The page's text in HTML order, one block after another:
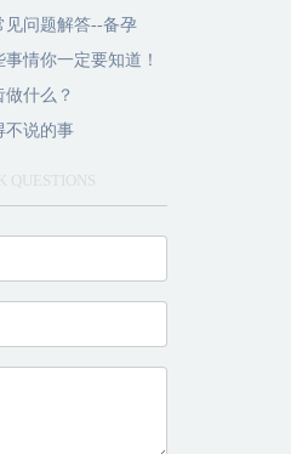
见问题解答--备孕
情你一定要知道！
什么？
不说的事
QUESTIONS